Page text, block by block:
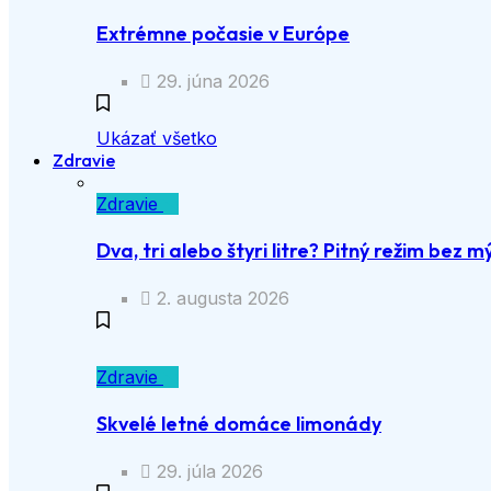
Extrémne počasie v Európe
29. júna 2026
Ukázať všetko
Zdravie
Zdravie
Dva, tri alebo štyri litre? Pitný režim bez
2. augusta 2026
Zdravie
Skvelé letné domáce limonády
29. júla 2026